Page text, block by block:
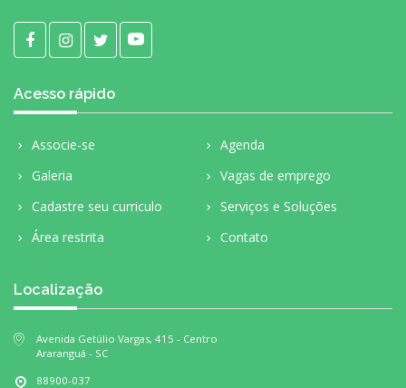
Acesso rápido
Associe-se
Agenda
Galeria
Vagas de emprego
Cadastre seu curriculo
Serviços e Soluções
Área restrita
Contato
Localização
Avenida Getúlio Vargas, 415 - Centro
Araranguá - SC
88900-037